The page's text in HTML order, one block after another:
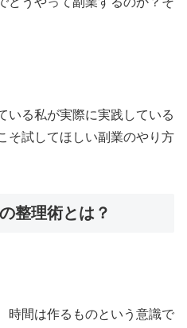
いる私が実際に実践している
そ試してほしい副業のやり方
整理術とは？
時間は作るものという意識で